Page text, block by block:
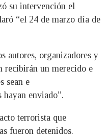
su intervención el
“el 24 de marzo día de
autores, organizadores y
recibirán un merecido e
sean e
hayan enviado”.
terrorista que
fueron detenidos.